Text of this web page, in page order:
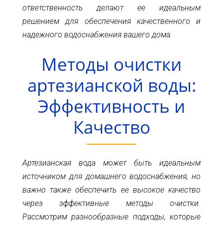
ответственность делают ее идеальным
решением для обеспечения качественного и
надежного водоснабжения вашего дома.
Методы очистки
артезианской воды:
Эффективность и
Качество
Артезианская вода может быть идеальным
источником для домашнего водоснабжения, но
важно также обеспечить ее высокое качество
через эффективные методы очистки.
Рассмотрим разнообразные подходы, которые